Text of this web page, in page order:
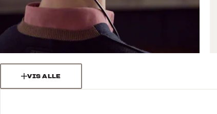
VIS ALLE